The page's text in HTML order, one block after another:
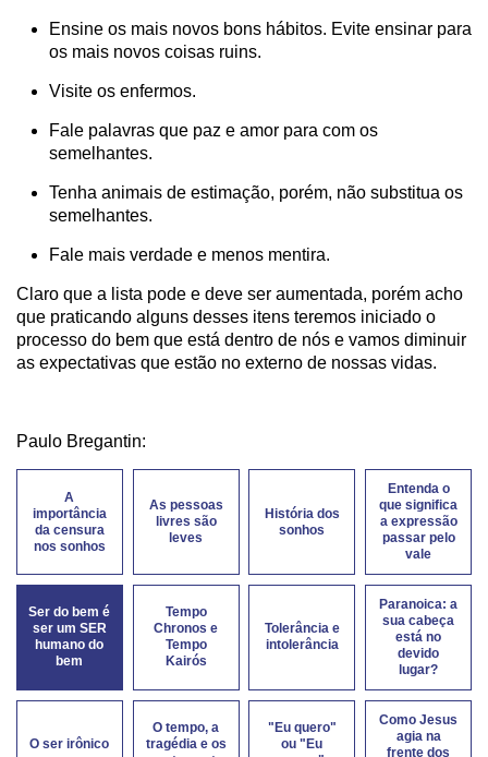
Ensine os mais novos bons hábitos. Evite ensinar para
os mais novos coisas ruins.
Visite os enfermos.
Fale palavras que paz e amor para com os
semelhantes.
Tenha animais de estimação, porém, não substitua os
semelhantes.
Fale mais verdade e menos mentira.
Claro que a lista pode e deve ser aumentada, porém acho
que praticando alguns desses itens teremos iniciado o
processo do bem que está dentro de nós e vamos diminuir
as expectativas que estão no externo de nossas vidas.
Paulo Bregantin:
A
importância
da censura
nos sonhos
As pessoas
livres são
leves
História dos
sonhos
Entenda o
que significa
a expressão
passar pelo
vale
Ser do bem é
ser um SER
humano do
bem
Tempo
Chronos e
Tempo
Kairós
Tolerância e
intolerância
Paranoica: a
sua cabeça
está no
devido
lugar?
O ser irônico
O tempo, a
tragédia e os
"Eu quero"
ou "Eu
Como Jesus
agia na
frente dos